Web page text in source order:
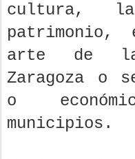
cultura,
arte de
Zaragoza o
o
municipios.